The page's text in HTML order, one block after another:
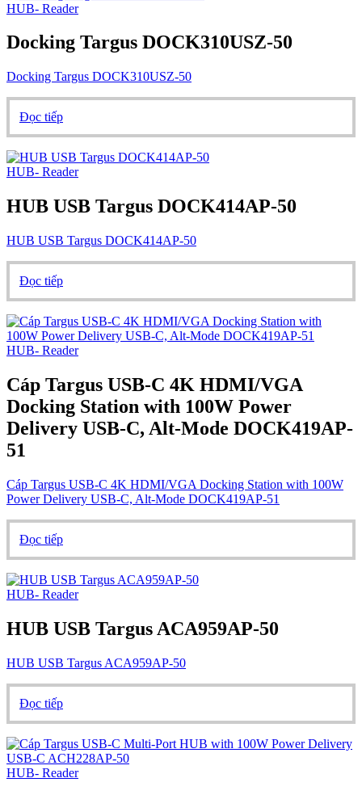
HUB- Reader
Docking Targus DOCK310USZ-50
Docking Targus DOCK310USZ-50
Đọc tiếp
HUB- Reader
HUB USB Targus DOCK414AP-50
HUB USB Targus DOCK414AP-50
Đọc tiếp
HUB- Reader
Cáp Targus USB-C 4K HDMI/VGA
Docking Station with 100W Power
Delivery USB-C, Alt-Mode DOCK419AP-
51
Cáp Targus USB-C 4K HDMI/VGA Docking Station with 100W
Power Delivery USB-C, Alt-Mode DOCK419AP-51
Đọc tiếp
HUB- Reader
HUB USB Targus ACA959AP-50
HUB USB Targus ACA959AP-50
Đọc tiếp
HUB- Reader